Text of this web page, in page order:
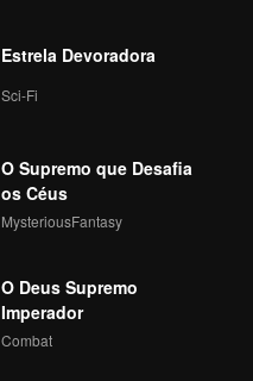
Estrela Devoradora
Sci-Fi
O Supremo que Desafia
os Céus
MysteriousFantasy
O Deus Supremo
Imperador
Combat